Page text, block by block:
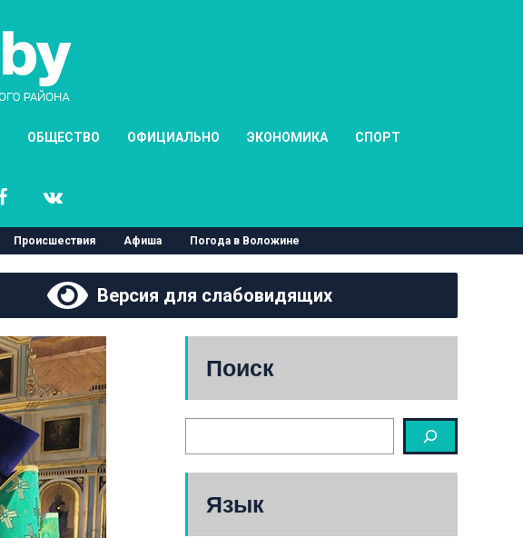
ОБЩЕСТВО ОФИЦИАЛЬНО ЭКОНОМИКА СПОРТ
Происшествия Афиша Погода в Воложине
Версия для слабовидящих
Поиск
Язык